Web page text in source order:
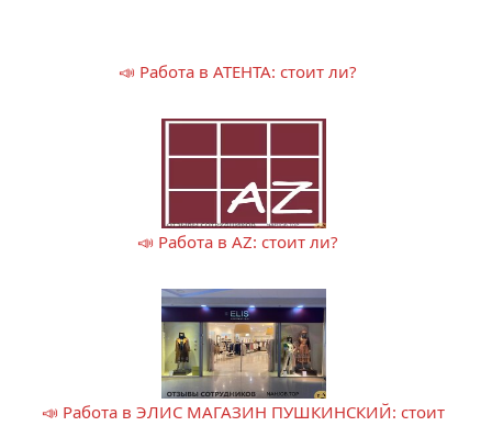
📣 Работа в АТЕНТА: стоит ли?
📣 Работа в AZ: стоит ли?
📣 Работа в ЭЛИС МАГАЗИН ПУШКИНСКИЙ: стоит